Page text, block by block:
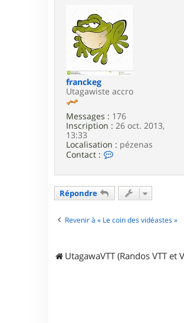
franckeg
Utagawiste accro
Messages : 176
Inscription : 26 oct. 2013,
13:33
Localisation : pézenas
Contact :
c
e
a
Répondre
Revenir à « Le coin des vidéastes »
UtagawaVTT (Randos VTT et